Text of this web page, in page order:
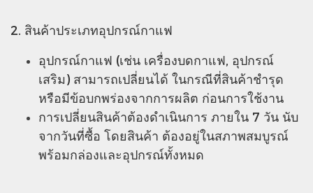
2. สินค้าประเภทอุปกรณ์กาแฟ
อุปกรณ์กาแฟ (เช่น เครื่องบดกาแฟ, อุปกรณ์
เสริม) สามารถเปลี่ยนได้ ในกรณีที่สินค้าชํารุด
หรือมีข้อบกพร่องจากการผลิต ก่อนการใช้งาน
การเปลี่ยนสินค้าต้องดําเนินการ ภายใน 7 วัน นับ
จากวันที่ซื้อ โดยสินค้า ต้องอยู่ในสภาพสมบูรณ์
พร้อมกล่องและอุปกรณ์ทั้งหมด